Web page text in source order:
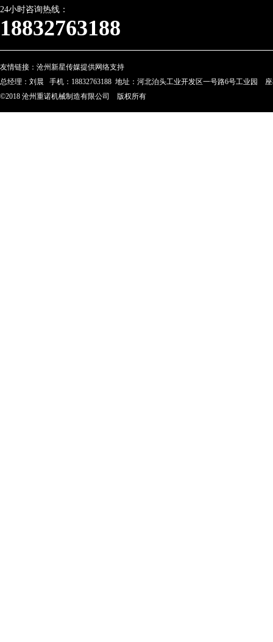
24小时咨询热线：
18832763188
友情链接： 沧州新星传媒提供网络支持
总经理：刘晨 手机：18832763188 地址：河北泊头工业开发区一号路6号工业园
©2018 沧州重诺机械制造有限公司 版权所有